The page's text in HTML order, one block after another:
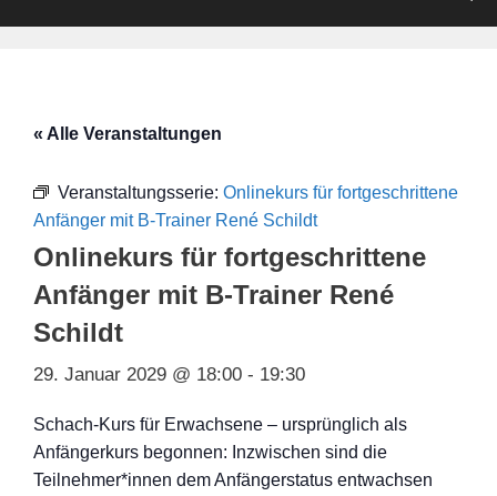
« Alle Veranstaltungen
Veranstaltungsserie: Onlinekurs für fortgeschrittene
Anfänger mit B-Trainer René Schildt
Onlinekurs für fortgeschrittene
Anfänger mit B-Trainer René
Schildt
29. Januar 2029 @ 18:00 - 19:30
Schach-Kurs für Erwachsene – ursprünglich als
Anfängerkurs begonnen: Inzwischen sind die
Teilnehmer*innen dem Anfängerstatus entwachsen